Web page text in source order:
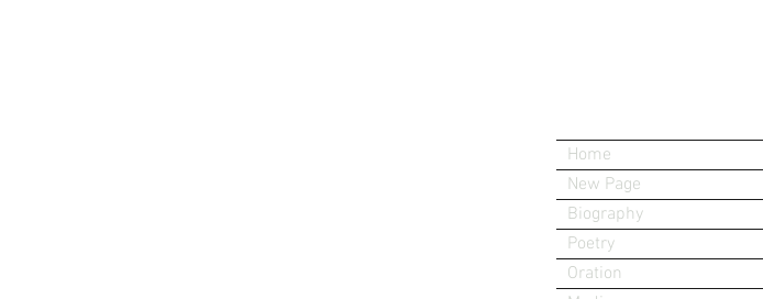
Home
New Page
Biography
Poetry
Oration